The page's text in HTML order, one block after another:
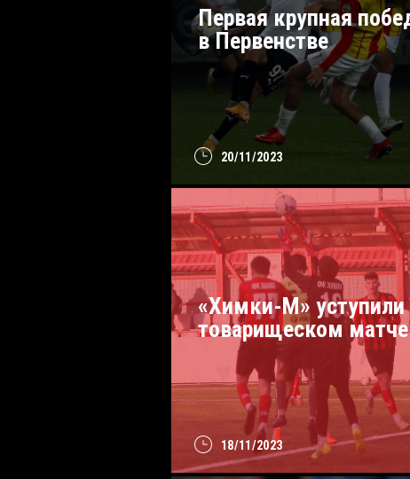
20/11/2023
Первая крупная
в Первенстве
18/11/2023
«Химки-М» уступили
товарищеском матче